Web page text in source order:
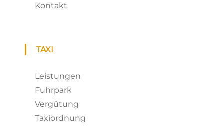
Kontakt
TAXI
Leistungen
Fuhrpark
Vergütung
Taxiordnung